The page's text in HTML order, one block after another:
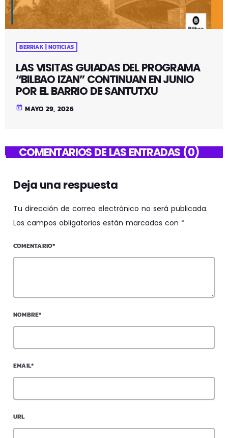
BERRIAK | NOTICIAS
LAS VISITAS GUIADAS DEL PROGRAMA
“BILBAO IZAN” CONTINUAN EN JUNIO
POR EL BARRIO DE SANTUTXU
today MAYO 29, 2026
COMENTARIOS DE LAS ENTRADAS (0)
Deja una respuesta
Tu dirección de correo electrónico no será publicada.
Los campos obligatorios están marcados con *
COMENTARIO*
NOMBRE*
EMAIL*
URL